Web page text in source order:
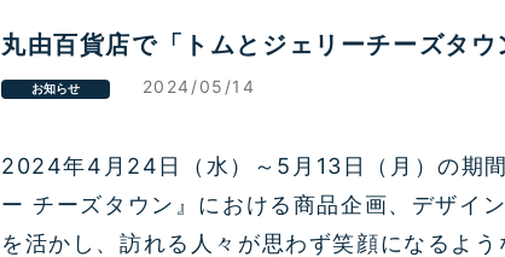
丸由百貨店で「トムとジェリーチーズタ
お知らせ 2024/05/14
2024年4月24日（水）～5月13日（月）の期
ー チーズタウン』における商品企画、デザイ
を活かし、訪れる人々が思わず笑顔になるよ